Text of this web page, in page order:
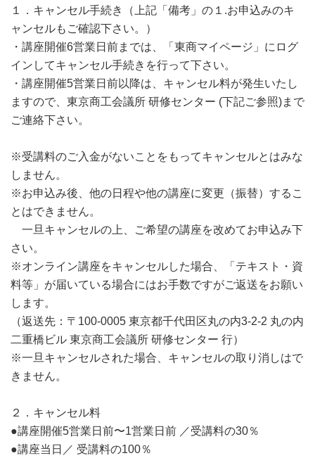
１．キャンセル手続き（上記「備考」の１.お申込みのキ
ャンセルもご確認下さい。）
・講座開催6営業日前までは、「東商マイページ」にログ
インしてキャンセル手続きを行って下さい。
・講座開催5営業日前以降は、キャンセル料が発生いたし
ますので、東京商工会議所 研修センター (下記ご参照)まで
ご連絡下さい。
※受講料のご入金がないことをもってキャンセルとはみな
しません。
※お申込み後、他の日程や他の講座に変更（振替）するこ
とはできません。
一旦キャンセルの上、ご希望の講座を改めてお申込み下
さい。
※オンライン講座をキャンセルした場合、「テキスト・資
料等」が届いている場合にはお手数ですがご返送をお願い
します。
（返送先：〒100-0005 東京都千代田区丸の内3-2-2 丸の内
二重橋ビル 東京商工会議所 研修センター 行）
※一旦キャンセルされた場合、キャンセルの取り消しはで
きません。
２．キャンセル料
●講座開催5営業日前〜1営業日前 ／受講料の30％
●講座当日／ 受講料の100％